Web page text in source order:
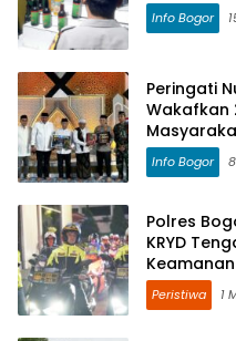
Info Bogor
Peringati
Wakafkan
Info Bogor
Polres
KRYD
Peristiwa 1